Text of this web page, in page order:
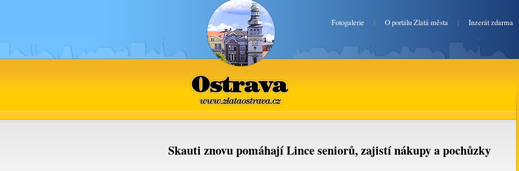
Fotogalerie | O portálu Zlatá města | Inzerát zdarma
Ostrava
www.zlataostrava.cz
Skauti znovu pomáhají Lince seniorů, zajistí nákupy a pochůzky